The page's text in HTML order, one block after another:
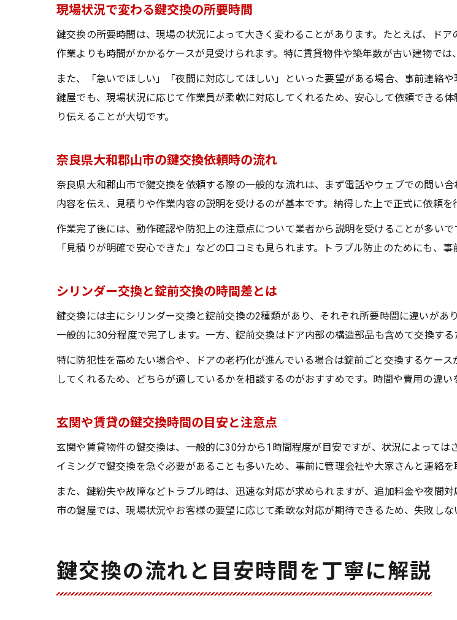
トラブル時の鍵交換で失敗
賃貸物件での鍵交換はいつ完了す
賃貸での鍵交換完了までの期
入居時や退去時の鍵交換の
鍵交換の費用が高い理由を徹底解
鍵交換費用に含まれる主な
高額になる鍵交換のケース
鍵交換費用の相場と防犯性
鍵交換業者選びで重視した
鍵交換依頼時に確認すべきこ
現場状況で変わる鍵交換の所要時間
鍵交換の所要時間は、現場の状況によって大きく変わることがあります。たとえば、ド
作業よりも時間がかかるケースが見受けられます。特に賃貸物件や築年数が古い建物で
また、「急いでほしい」「夜間に対応してほしい」といった要望がある場合、事前連絡
鍵屋でも、現場状況に応じて作業員が柔軟に対応してくれるため、安心して依頼できる
り伝えることが大切です。
奈良県大和郡山市の鍵交換依頼時の流れ
奈良県大和郡山市で鍵交換を依頼する際の一般的な流れは、まず電話やウェブでの問い
内容を伝え、見積りや作業内容の説明を受けるのが基本です。納得した上で正式に依頼
作業完了後には、動作確認や防犯上の注意点について業者から説明を受けることが多い
「見積りが明確で安心できた」などの口コミも見られます。トラブル防止のためにも、
シリンダー交換と錠前交換の時間差とは
鍵交換には主にシリンダー交換と錠前交換の2種類があり、それぞれ所要時間に違いがあ
一般的に30分程度で完了します。一方、錠前交換はドア内部の構造部品も含めて交換する
特に防犯性を高めたい場合や、ドアの老朽化が進んでいる場合は錠前ごと交換するケー
してくれるため、どちらが適しているかを相談するのがおすすめです。時間や費用の違
玄関や賃貸の鍵交換時間の目安と注意点
玄関や賃貸物件の鍵交換は、一般的に30分から1時間程度が目安ですが、状況によって
イミングで鍵交換を急ぐ必要があることも多いため、事前に管理会社や大家さんと連絡を
また、鍵紛失や故障などトラブル時は、迅速な対応が求められますが、追加料金や夜間
市の鍵屋では、現場状況やお客様の要望に応じて柔軟な対応が期待できるため、失敗しな
鍵交換の流れと目安時間を丁寧に解説